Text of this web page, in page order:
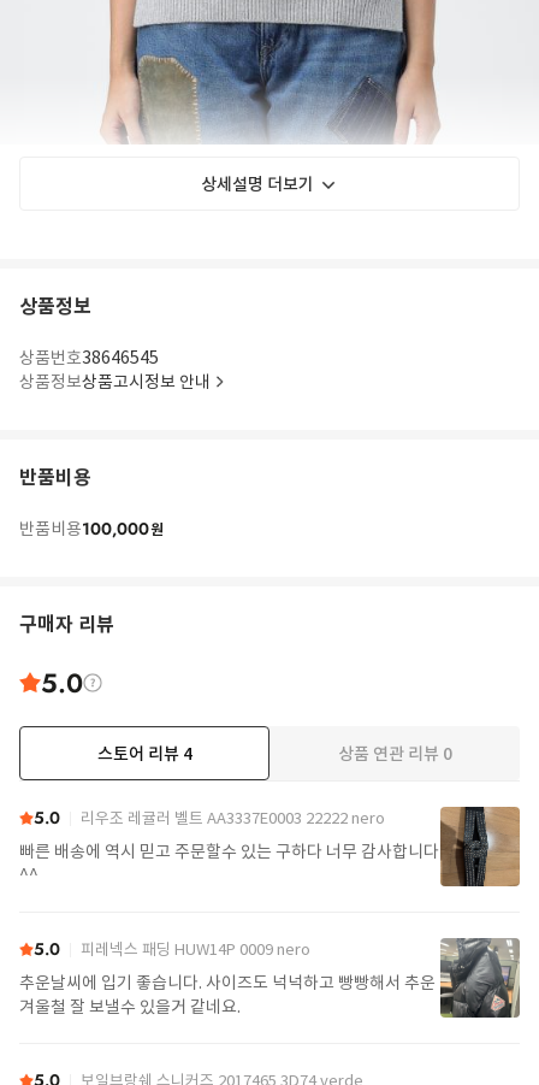
상세설명 더보기
상품정보
상품번호38646545
상품정보상품고시정보 안내
반품비용
반품비용100,000원
구매자 리뷰
5.0
스토어 리뷰 4 상품 연관 리뷰 0
5.0 리우조 레귤러 벨트 AA3337E0003 22222 nero
빠른 배송에 역시 믿고 주문할수 있는 구하다 너무 감사합니다
^^
5.0 피레넥스 패딩 HUW14P 0009 nero
추운날씨에 입기 좋습니다. 사이즈도 넉넉하고 빵빵해서 추운
겨울철 잘 보낼수 있을거 같네요.
보일브랑쉐 스니커즈 2017465 3D74 verde